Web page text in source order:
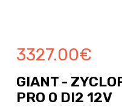
3327.00€
GIANT -
PRO 0 DI2 12V